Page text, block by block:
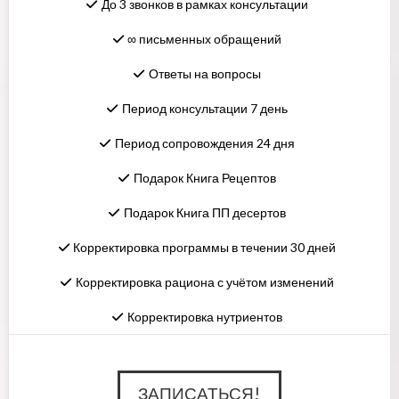
До 3 звонков в рамках консультации
∞ письменных обращений
Ответы на вопросы
Период консультации 7 день
Период сопровождения 24 дня
Подарок Книга Рецептов
Подарок Книга ПП десертов
Корректировка программы в течении 30 дней
Корректировка рациона с учётом изменений
Корректировка нутриентов
ЗАПИСАТЬСЯ!